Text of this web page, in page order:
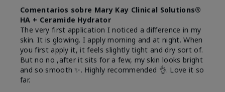
Comentarios sobre Mary Kay Clinical Solutions®
HA + Ceramide Hydrator
The very first application I noticed a difference in my
skin. It is glowing. I apply morning and at night. When
you first apply it, it feels slightly tight and dry sort of.
But no no ,after it sits for a few, my skin looks bright
and so smooth ✨️. Highly recommended 👌. Love it so
far.